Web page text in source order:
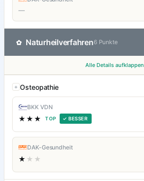
—
✿ Naturheilverfahren6 Punkte
Alle Details aufklappen
Osteopathie
BKK VDN
★★★ TOP ✓ BESSER
DAK-Gesundheit
★ ★★